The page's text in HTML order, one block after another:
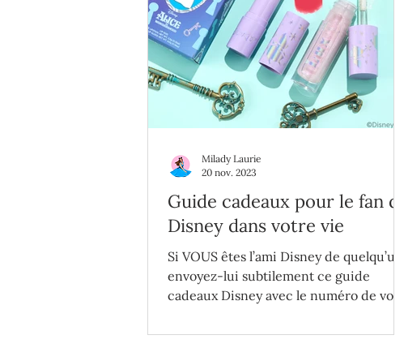
Guide cadeaux pour le fan de
Disney dans votre vie
Si VOUS êtes l’ami Disney de quelqu’un,
envoyez-lui subtilement ce guide
cadeaux Disney avec le numéro de votre
Milady Laurie
20 nov. 2023